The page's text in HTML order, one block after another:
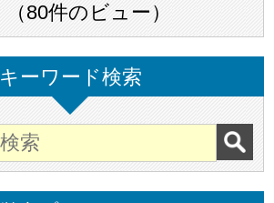
（80件のビュー ）
キーワード検索